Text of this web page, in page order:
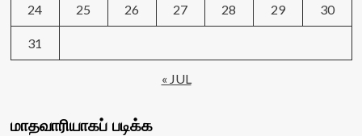
24 25 26 27 28 29 30
31
« JUL
மாதவாரியாகப் படிக்க